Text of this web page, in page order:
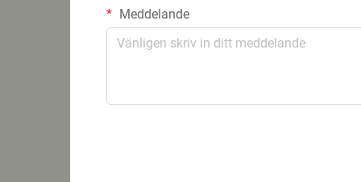
Meddelande